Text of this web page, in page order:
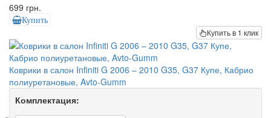
699 грн.
Купить
Купить в 1 клик
Коврики в салон Infiniti G 2006 – 2010 G35, G37 Купе, Кабрио
полиуретановые, Avto-Gumm
Комплектация: